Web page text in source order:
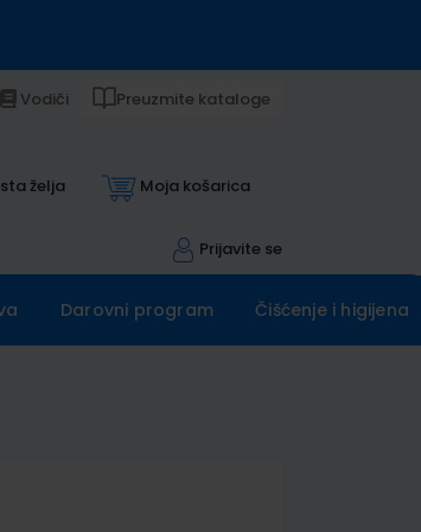
Vodiči Preuzmite kataloge
želja Moja košarica
Prijavite se
Darovni program Čišćenje i higijena